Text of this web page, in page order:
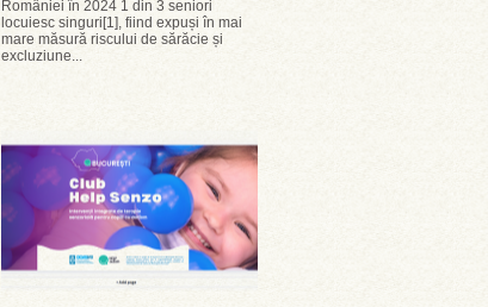
României în 2024 1 din 3 seniori
locuiesc singuri[1], fiind expuși în mai
mare măsură riscului de sărăcie și
excluziune...